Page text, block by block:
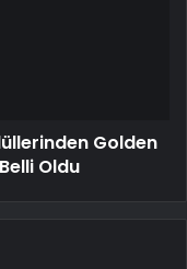
Golden
Oldu